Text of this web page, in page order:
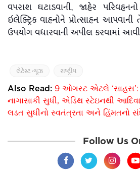
વપરાશ ઘટાડવાની, જાહેર
ઇલેક્ટ્રિક વાહનોને પ્રોત્સાહન
ઉપયોગ વધારવાની અપીલ કરવામાં
લેટેસ્ટ ન્યૂઝ રાષ્ટ્રીય
Also Read: 9 ઓગસ્ટ એટલે ‘સાહસ’:
નાગાસાકી સુધી, એડિથ સ્ટેઇનથી
લડત સુધીનો સ્વતંત્રતા અને હિંમતનો
Follow Us